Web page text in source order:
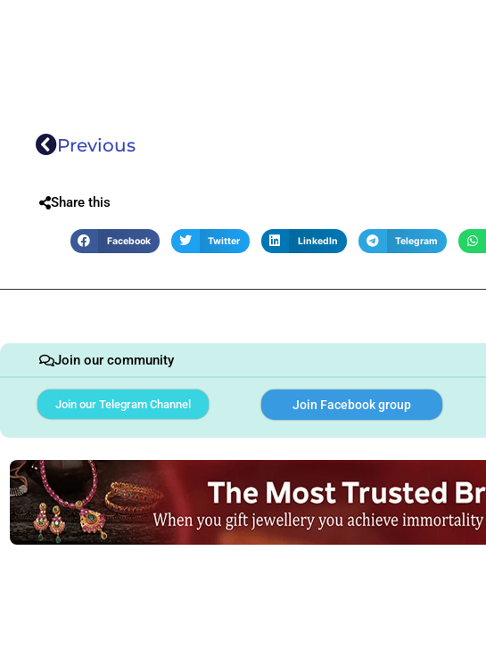
Previous
Share this
Facebook Twitter LinkedIn Telegram
Join our community
Join our Telegram Channel Join Facebook group